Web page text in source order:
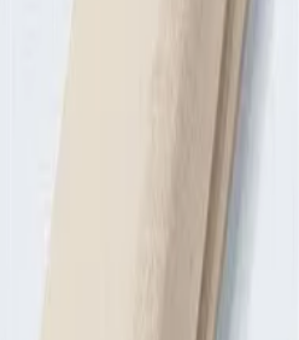
(лептин) и повышает гормоны
Ключ к устойчивому
Сколько можно
Безопасная и устойчивая
Быстрее — не значит лучше: